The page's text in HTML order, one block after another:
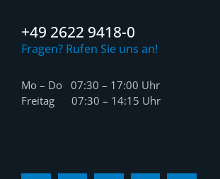
+49 2622 9418-0
Fragen? Rufen Sie uns an!
Mo – Do 07:30 – 17:00 Uhr
Freitag 07:30 – 14:15 Uhr